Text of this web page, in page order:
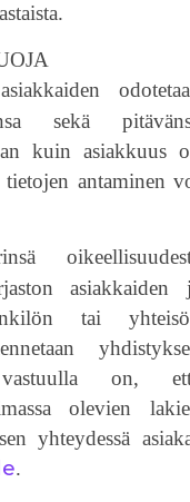
sekä
kuin asiakkuus
tietojen antaminen
asiakkaiden
tai
vastuulla on,
olevien
yhteydessä
.